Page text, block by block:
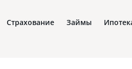
Страхование Займы